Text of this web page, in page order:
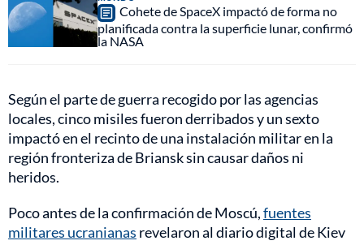
Cohete de SpaceX impactó de forma no
planificada contra la superficie lunar, confirmó
la NASA
Según el parte de guerra recogido por las agencias
locales, cinco misiles fueron derribados y un sexto
impactó en el recinto de una instalación militar en la
región fronteriza de Briansk sin causar daños ni
heridos.
Poco antes de la confirmación de Moscú,fuentes
militares ucranianas revelaron al diario digital de Kiev